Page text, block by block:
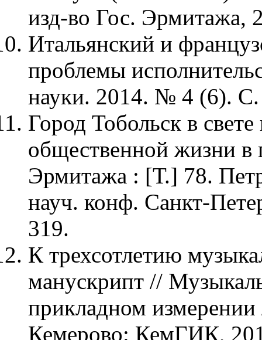
изд-во Гос. Эрмитажа,
Итальянский и
проблемы
науки. 2014. № 4 (6).
Город Тобольск в
общественной жизни
Эрмитажа : [Т.] 78.
науч. конф. Санкт-
319.
К трехсотлетию
манускрипт //
прикладном
Кемерово: КемГИК,